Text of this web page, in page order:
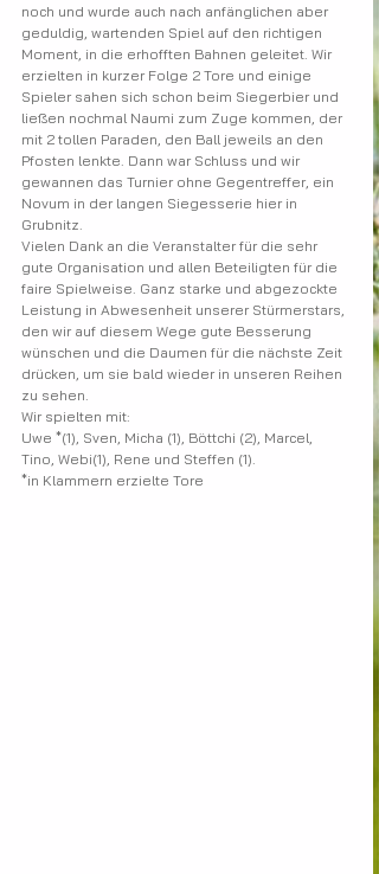
noch und wurde auch nach anfänglichen aber
geduldig, wartenden Spiel auf den richtigen
Moment, in die erhofften Bahnen geleitet. Wir
erzielten in kurzer Folge 2 Tore und einige
Spieler sahen sich schon beim Siegerbier und
ließen nochmal Naumi zum Zuge kommen, der
mit 2 tollen Paraden, den Ball jeweils an den
Pfosten lenkte. Dann war Schluss und wir
gewannen das Turnier ohne Gegentreffer, ein
Novum in der langen Siegesserie hier in
Grubnitz.
Vielen Dank an die Veranstalter für die sehr
gute Organisation und allen Beteiligten für die
faire Spielweise. Ganz starke und abgezockte
Leistung in Abwesenheit unserer Stürmerstars,
den wir auf diesem Wege gute Besserung
wünschen und die Daumen für die nächste Zeit
drücken, um sie bald wieder in unseren Reihen
zu sehen.
Wir spielten mit:
Uwe *(1), Sven, Micha (1), Böttchi (2), Marcel,
Tino, Webi(1), Rene und Steffen (1).
*in Klammern erzielte Tore